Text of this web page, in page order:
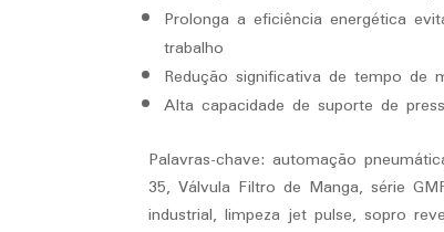
Prolonga a eficiência energética
trabalho
Redução significativa de tempo de
Alta capacidade de suporte de
Palavras-chave: automação
35, Válvula Filtro de Manga, série
industrial, limpeza jet pulse, sopro